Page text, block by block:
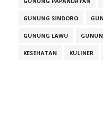
GUNUNG SINDORO
GUNUNG LAWU
KESEHATAN KULINER